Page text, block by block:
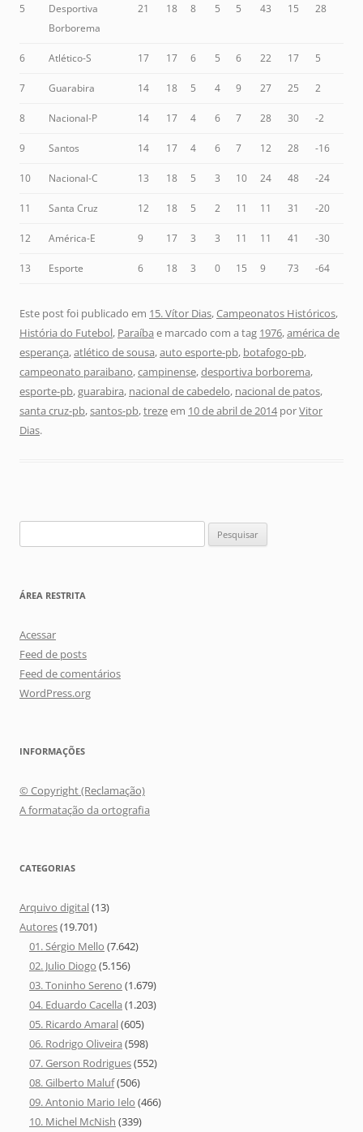
5
Desportiva
Borborema
21 18 8 5 5 43 15 28
6 Atlético-S 17 17 6 5 6 22 17 5
7 Guarabira 14 18 5 4 9 27 25 2
8 Nacional-P 14 17 4 6 7 28 30 -2
9 Santos 14 17 4 6 7 12 28 -16
10 Nacional-C 13 18 5 3 10 24 48 -24
11 Santa Cruz 12 18 5 2 11 11 31 -20
12 América-E 9 17 3 3 11 11 41 -30
13 Esporte 6 18 3 0 15 9 73 -64
Este post foi publicado em 15. Vítor Dias,Campeonatos Históricos,
História do Futebol, Paraíba e marcado com a tag 1976,américa de
esperança,atlético de sousa,auto esporte-pb, botafogo-pb,
campeonato paraibano,campinense,desportiva borborema,
esporte-pb,guarabira, nacional de cabedelo, nacional de patos,
santa cruz-pb,santos-pb,trezeem 10 de abril de 2014porVitor
Dias.
por:
ÁREA RESTRITA
Acessar
Feed de posts
Feed de comentários
WordPress.org
INFORMAÇÕES
© Copyright (Reclamação)
A formatação da ortografia
CATEGORIAS
Arquivo digital(13)
Autores(19.701)
01. Sérgio Mello (7.642)
02. Julio Diogo (5.156)
03. Toninho Sereno (1.679)
04. Eduardo Cacella (1.203)
05. Ricardo Amaral(605)
06. Rodrigo Oliveira (598)
07. Gerson Rodrigues(552)
08. Gilberto Maluf(506)
09. Antonio Mario Ielo (466)
10. Michel McNish (339)